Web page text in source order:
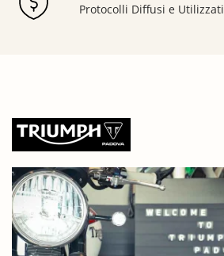
Protocolli Diffusi e Utilizzati